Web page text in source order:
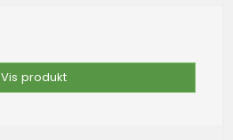
Vis produkt